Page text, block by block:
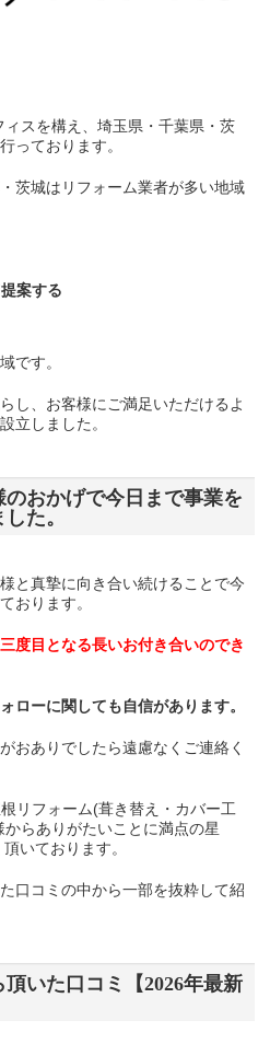
スを構え、埼玉県・千葉県・茨
っております。
茨城はリフォーム業者が多い地域
案する
です。
し、お客様にご満足いただけるよ
立しました。
のおかげで今日まで事業を
た。
と真摯に向き合い続けることで今
おります。
度目となる長いお付き合いのでき
ローに関しても自信があります。
おありでしたら遠慮なくご連絡く
リフォーム(葺き替え・カバー工
らありがたいことに満点の星
ております。
口コミの中から一部を抜粋して紹
いた口コミ【2026年最新